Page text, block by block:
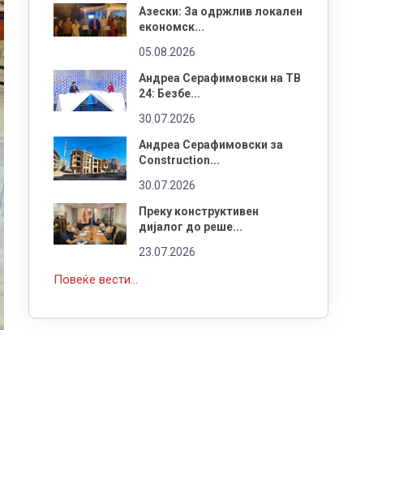
Азески: За одржлив локален
економск...
05.08.2026
Андреа Серафимовски на ТВ
24: Безбе...
30.07.2026
Андреа Серафимовски за
Construction...
30.07.2026
Преку конструктивен
дијалог до реше...
23.07.2026
Повеќе вести...